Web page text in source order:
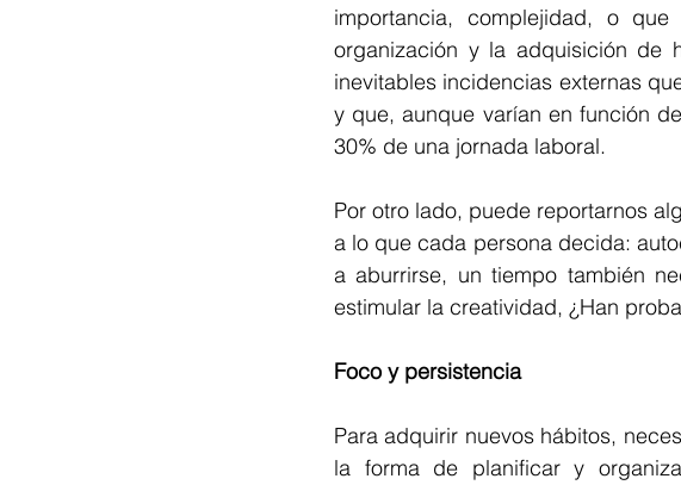
importancia, complejidad, o
organización y la adquisición de
inevitables incidencias externas
y que, aunque varían en función
30% de una jornada laboral.
Por otro lado, puede reportarnos
a lo que cada persona decida:
a aburrirse, un tiempo también
estimular la creatividad, ¿Han
Foco y persistencia
Para adquirir nuevos hábitos,
la forma de planificar y